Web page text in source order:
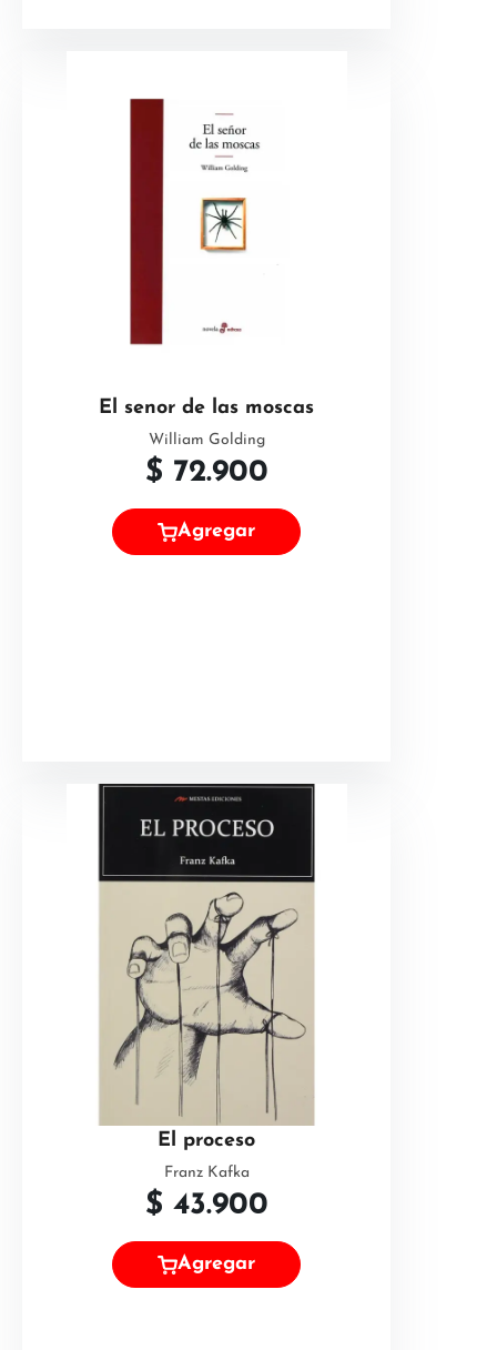
El senor de las moscas
William Golding
$ 72.900
Agregar
El proceso
Franz Kafka
$ 43.900
Agregar